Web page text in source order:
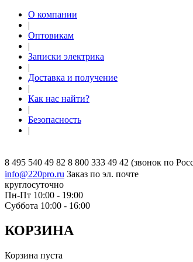
О компании
|
Оптовикам
|
Записки электрика
|
Доставка и получение
|
Как нас найти?
|
Безопасность
|
8 495 540 49 82 8 800 333 49 42 (звонок по
info@220pro.ru Заказ по эл. почте
круглосуточно
Пн-Пт 10:00 - 19:00
Суббота 10:00 - 16:00
КОРЗИНА
Корзина пуста